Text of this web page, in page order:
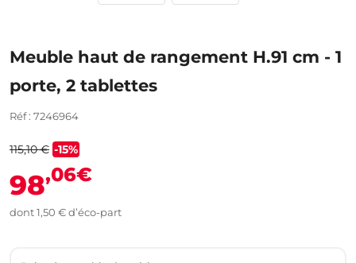
Meuble haut de rangement H.91 cm - 1
porte, 2 tablettes
Réf : 7246964
115,10 € -15%
98,06€
dont 1,50 € d’éco-part